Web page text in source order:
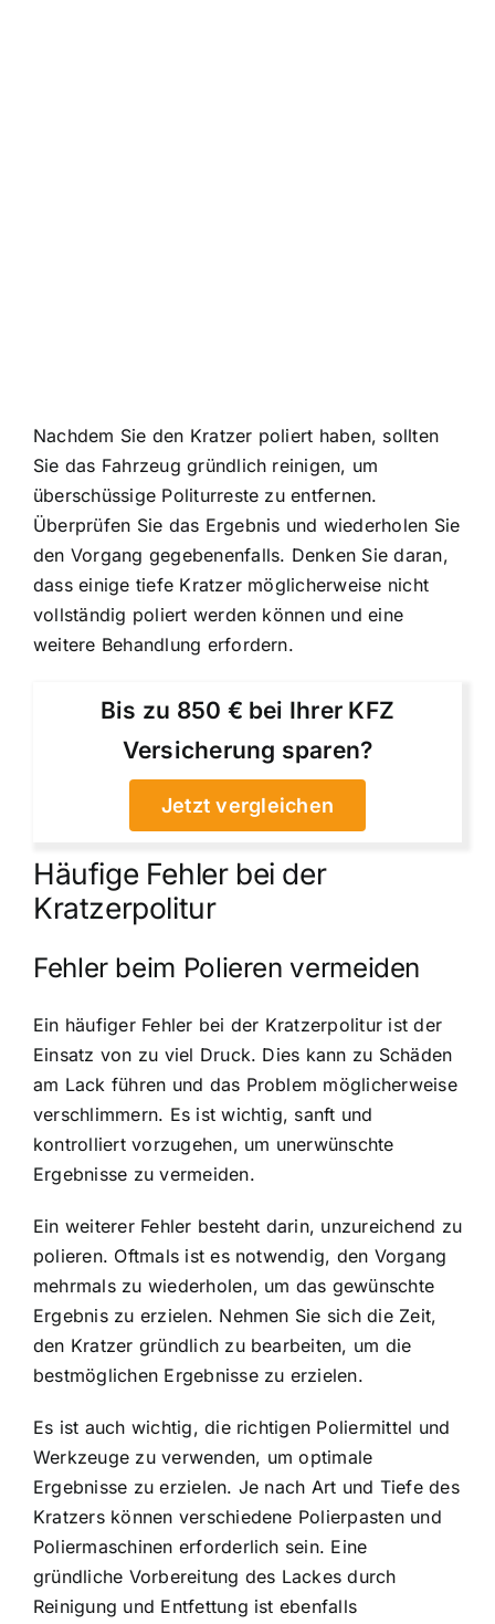
Nachdem Sie den Kratzer poliert haben, sollten
Sie das Fahrzeug gründlich reinigen, um
überschüssige Politurreste zu entfernen.
Überprüfen Sie das Ergebnis und wiederholen Sie
den Vorgang gegebenenfalls. Denken Sie daran,
dass einige tiefe Kratzer möglicherweise nicht
vollständig poliert werden können und eine
weitere Behandlung erfordern.
Bis zu 850 € bei Ihrer KFZ
Versicherung sparen?
Jetzt vergleichen
Häufige Fehler bei der
Kratzerpolitur
Fehler beim Polieren vermeiden
Ein häufiger Fehler bei der Kratzerpolitur ist der
Einsatz von zu viel Druck. Dies kann zu Schäden
am Lack führen und das Problem möglicherweise
verschlimmern. Es ist wichtig, sanft und
kontrolliert vorzugehen, um unerwünschte
Ergebnisse zu vermeiden.
Ein weiterer Fehler besteht darin, unzureichend zu
polieren. Oftmals ist es notwendig, den Vorgang
mehrmals zu wiederholen, um das gewünschte
Ergebnis zu erzielen. Nehmen Sie sich die Zeit,
den Kratzer gründlich zu bearbeiten, um die
bestmöglichen Ergebnisse zu erzielen.
Es ist auch wichtig, die richtigen Poliermittel und
Werkzeuge zu verwenden, um optimale
Ergebnisse zu erzielen. Je nach Art und Tiefe des
Kratzers können verschiedene Polierpasten und
Poliermaschinen erforderlich sein. Eine
gründliche Vorbereitung des Lackes durch
Reinigung und Entfettung ist ebenfalls